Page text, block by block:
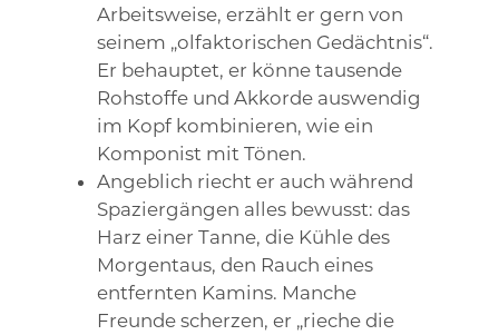
Arbeitsweise, erzählt er gern von
seinem „olfaktorischen Gedächtnis“.
Er behauptet, er könne tausende
Rohstoffe und Akkorde auswendig
im Kopf kombinieren, wie ein
Komponist mit Tönen.
Angeblich riecht er auch während
Spaziergängen alles bewusst: das
Harz einer Tanne, die Kühle des
Morgentaus, den Rauch eines
entfernten Kamins. Manche
Freunde scherzen, er „rieche die